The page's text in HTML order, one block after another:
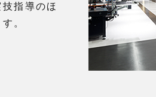
指導のほ
。